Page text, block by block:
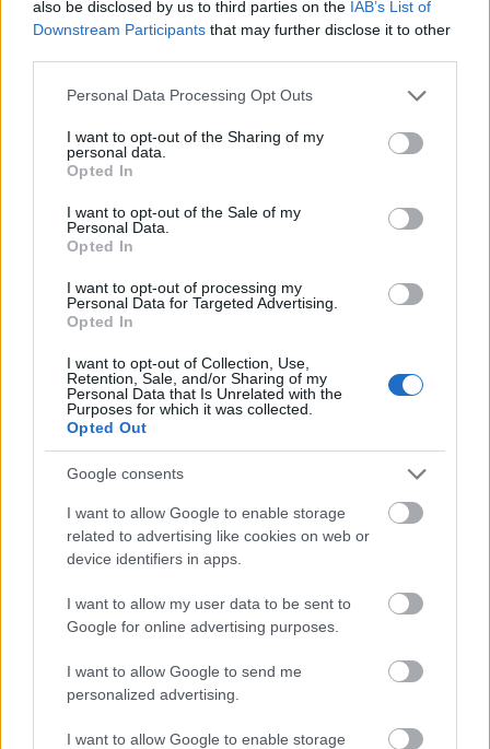
also be disclosed by us to third parties on the IAB’s List of
Downstream Participants that may further disclose it to other
Please note that this website/app uses one or more Google
not limited to your visit or usage behaviour. You may click to
grant or deny consent to Google and its third-party tags to
use your data for below specified purposes in below Google
consent section.
Personal Data Processing Opt Outs
I want to opt-out of the Sharing of my
personal data.
Opted In
I want to opt-out of the Sale of my
Personal Data.
Opted In
I want to opt-out of processing my
Personal Data for Targeted Advertising.
Opted In
I want to opt-out of Collection, Use,
Retention, Sale, and/or Sharing of my
Personal Data that Is Unrelated with the
Purposes for which it was collected.
Opted Out
Google consents
I want to allow Google to enable storage
related to advertising like cookies on web or
device identifiers in apps.
I want to allow my user data to be sent to
Google for online advertising purposes.
I want to allow Google to send me
personalized advertising.
I want to allow Google to enable storage
A Tisza benyújtotta a Baka András
államfőjelöltségét támogató ajánlóívet
HÍREK 37 perce
Digitális lemaradásban Budapest
TECH 41 perce
Újra felcsaptak a lángok: tűz pusztít Athén
közelében
HÍREK egy órája
szerepét az iparban